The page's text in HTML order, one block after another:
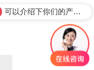
辊，特点就是不产生可以介绍下你们的产品么？